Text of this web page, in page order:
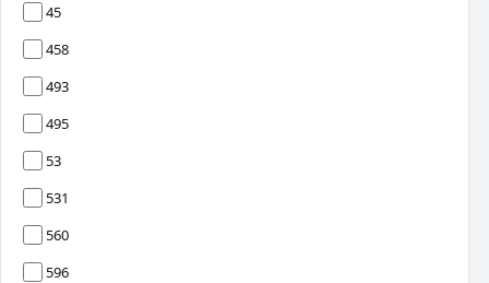
45
458
493
495
53
531
560
596